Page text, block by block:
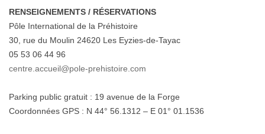
RENSEIGNEMENTS / RÉSERVATIONS
Pôle International de la Préhistoire
30, rue du Moulin 24620 Les Eyzies-de-Tayac
05 53 06 44 96
centre.accueil@pole-prehistoire.com
Parking public gratuit : 19 avenue de la Forge
Coordonnées GPS : N 44° 56.1312 – E 01° 01.1536